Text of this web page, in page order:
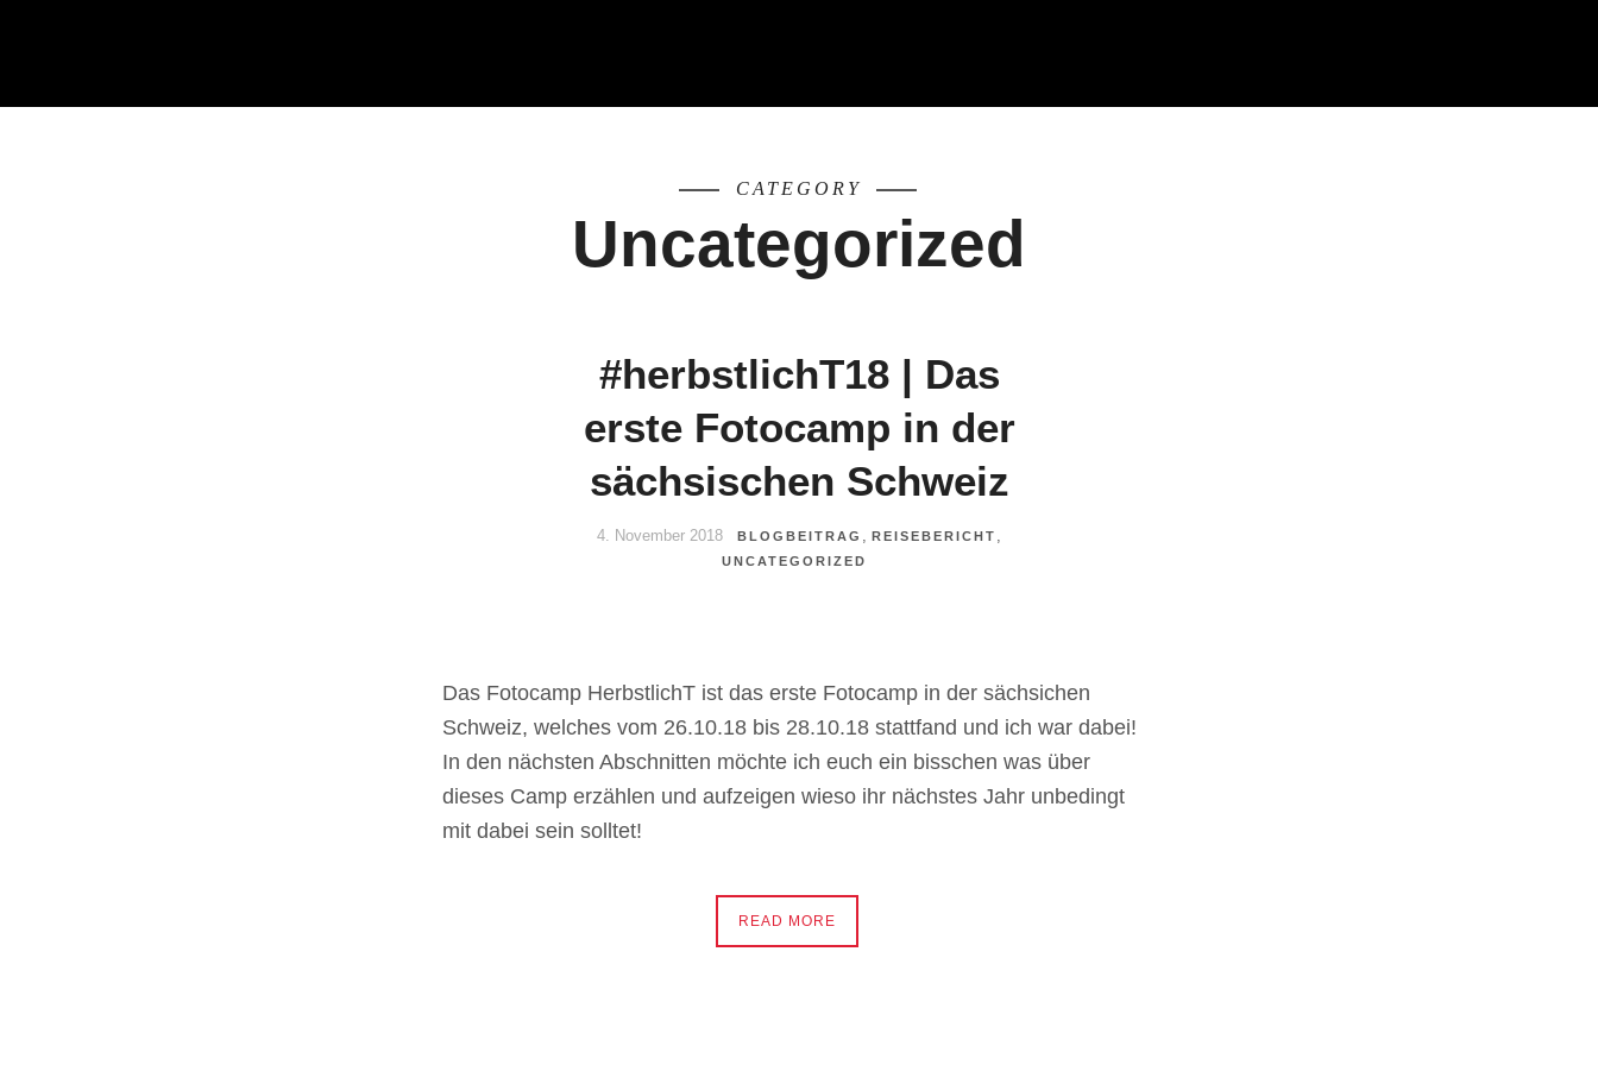
CATEGORY
Uncategorized
#herbstlichT18 | Das
erste Fotocamp in der
sächsischen Schweiz
4. November 2018 BLOGBEITRAG , REISEBERICHT ,
UNCATEGORIZED
Das Fotocamp HerbstlichT ist das erste Fotocamp in der sächsichen
Schweiz, welches vom 26.10.18 bis 28.10.18 stattfand und ich war dabei!
In den nächsten Abschnitten möchte ich euch ein bisschen was über
dieses Camp erzählen und aufzeigen wieso ihr nächstes Jahr unbedingt
mit dabei sein solltet!
READ MORE